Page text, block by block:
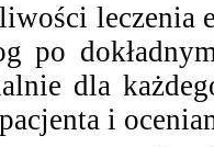
leczenia
po
dla
i